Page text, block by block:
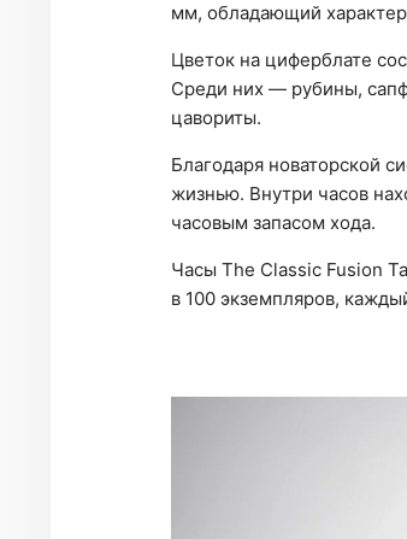
мм, обладающий
Цветок на циферблате
Среди них — рубины,
цавориты.
Благодаря новаторской
жизнью. Внутри часов
часовым запасом хода.
Часы The Classic Fusion
в 100 экземпляров,